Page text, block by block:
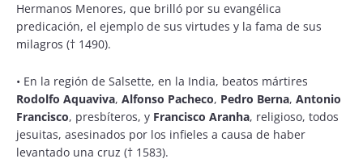
Hermanos Menores, que brilló por su evangélica
predicación, el ejemplo de sus virtudes y la fama de sus
milagros († 1490).
• En la región de Salsette, en la India, beatos mártires
Rodolfo Aquaviva, Alfonso Pacheco, Pedro Berna, Antonio
Francisco, presbíteros, y Francisco Aranha, religioso, todos
jesuitas, asesinados por los infieles a causa de haber
levantado una cruz († 1583).